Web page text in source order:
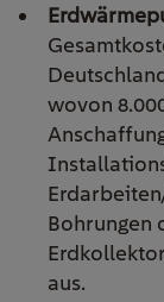
wovon
Bohrungen
aus.